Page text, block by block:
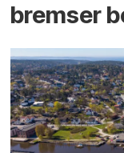
bremser